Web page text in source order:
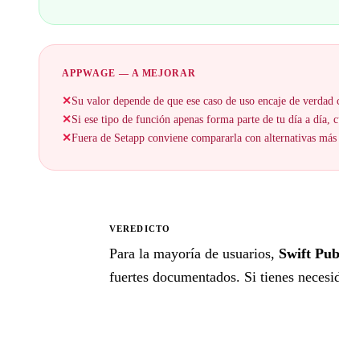
APPWAGE — A MEJORAR
✕Su valor depende de que ese caso de uso encaje de
✕Si ese tipo de función apenas forma parte de tu día a día,
✕Fuera de Setapp conviene compararla con alternativas más
VEREDICTO
Para la mayoría de usuarios, Swift
fuertes documentados. Si tienes